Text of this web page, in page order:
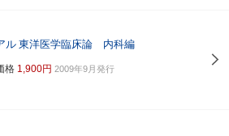
ル 東洋医学臨床論 内科編
格 1,900円 2009年9月発行